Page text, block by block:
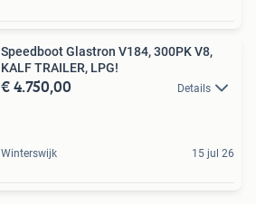
Speedboot Glastron V184, 300PK V8,
KALF TRAILER, LPG!
€ 4.750,00 Details
Winterswijk 15 jul 26